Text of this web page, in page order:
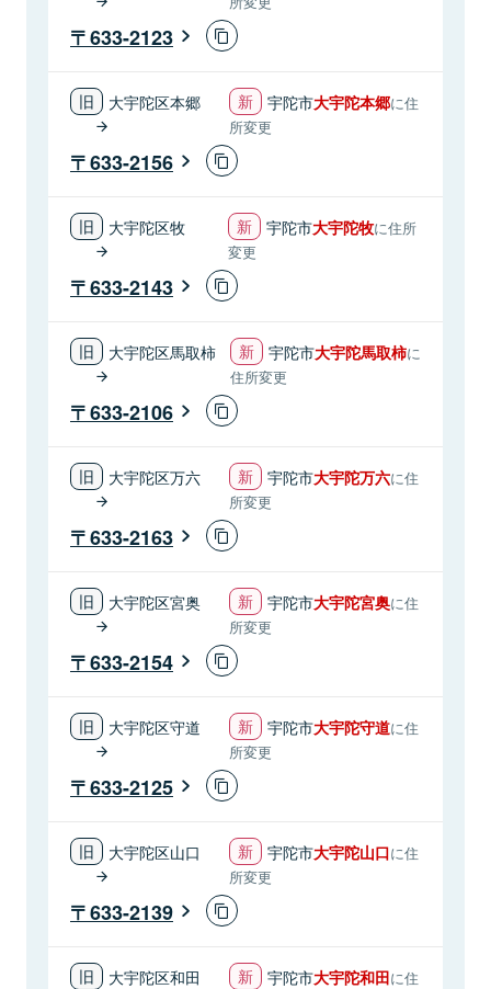
633-2123
大宇陀区本郷 宇陀市大宇陀本郷に住
所変更
633-2156
大宇陀区牧 宇陀市大宇陀牧に住所
変更
633-2143
大宇陀区馬取柿 宇陀市大宇陀馬取柿に
住所変更
633-2106
大宇陀区万六 宇陀市大宇陀万六に住
所変更
633-2163
大宇陀区宮奥 宇陀市大宇陀宮奥に住
所変更
633-2154
大宇陀区守道 宇陀市大宇陀守道に住
所変更
633-2125
大宇陀区山口 宇陀市大宇陀山口に住
所変更
633-2139
大宇陀区和田 宇陀市大宇陀和田に住